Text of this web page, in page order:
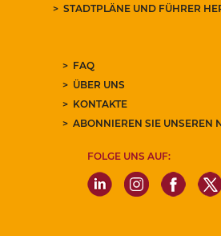
STADTPLÄNE UND FÜHRER
FAQ
ÜBER UNS
KONTAKTE
ABONNIEREN SIE UNSEREN
FOLGE UNS AUF: